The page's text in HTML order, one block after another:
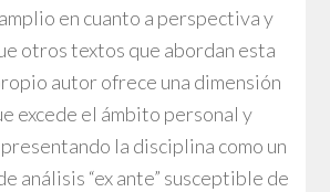
en cuanto a perspectiva y
otros textos que abordan esta
autor ofrece una dimensión
excede el ámbito personal y
la disciplina como un
análisis “ex ante” susceptible de